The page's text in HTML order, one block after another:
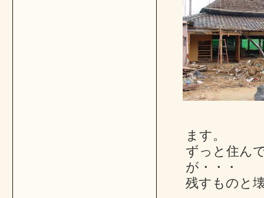
ます。
ずっと住ん
が・・・
残すものと